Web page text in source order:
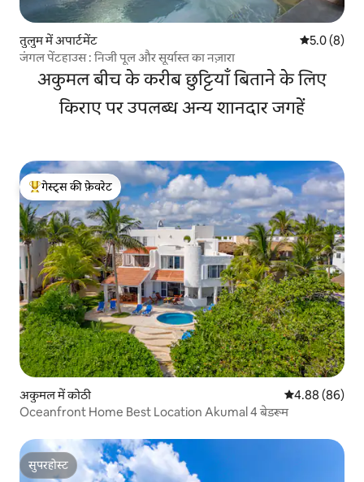
तुलुम में अपार्टमेंट औसत रेटिंग 5
5.0 (8)
जंगल पेंटहाउस : निजी पूल और सूर्यास्त का नज़ारा
अकुमल बीच के करीब छुट्टियाँ बिताने के लिए
किराए पर उपलब्ध अन्य शानदार जगहें
गेस्ट्स का टॉप फ़ेवरेट
गेस्ट्स की फ़ेवरेट
अकुमल में कोठी औसत रेटिंग 5 में
4.88 (86)
Oceanfront Home Best Location Akumal 4 बेडरूम
सुपरहोस्ट
सुपरहोस्ट